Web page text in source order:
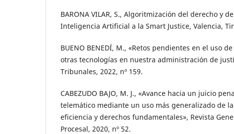
BARONA VILAR, S., Algoritmización del derecho y
Inteligencia Artificial a la Smart Justice, Valencia,
BUENO BENEDÍ, M., «Retos pendientes en el uso
otras tecnologías en nuestra administración de
Tribunales, 2022, nº 159.
CABEZUDO BAJO, M. J., «Avance hacia un juicio
telemático mediante un uso más generalizado de
eficiencia y derechos fundamentales», Revista
Procesal, 2020, nº 52.